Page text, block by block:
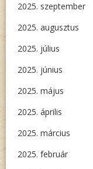
2025. szeptember
2025. augusztus
2025. július
2025. június
2025. május
2025. április
2025. március
2025. február